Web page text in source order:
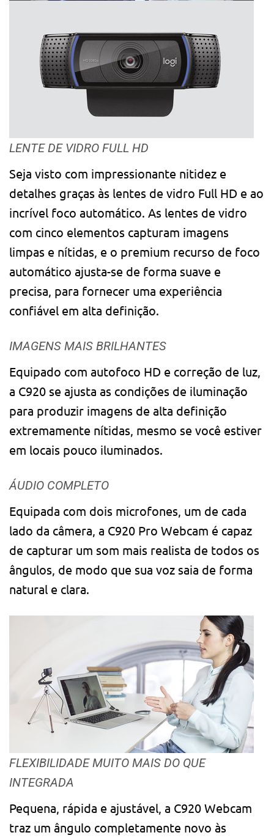
LENTE DE VIDRO FULL HD
Seja visto com impressionante nitidez e
detalhes graças às lentes de vidro Full HD e ao
incrível foco automático. As lentes de vidro
com cinco elementos capturam imagens
limpas e nítidas, e o premium recurso de foco
automático ajusta-se de forma suave e
precisa, para fornecer uma experiência
confiável em alta definição.
IMAGENS MAIS BRILHANTES
Equipado com autofoco HD e correção de luz,
a C920 se ajusta as condições de iluminação
para produzir imagens de alta definição
extremamente nítidas, mesmo se você estiver
em locais pouco iluminados.
ÁUDIO COMPLETO
Equipada com dois microfones, um de cada
lado da câmera, a C920 Pro Webcam é capaz
de capturar um som mais realista de todos os
ângulos, de modo que sua voz saia de forma
natural e clara.
FLEXIBILIDADE MUITO MAIS DO QUE
INTEGRADA
Pequena, rápida e ajustável, a C920 Webcam
traz um ângulo completamente novo às